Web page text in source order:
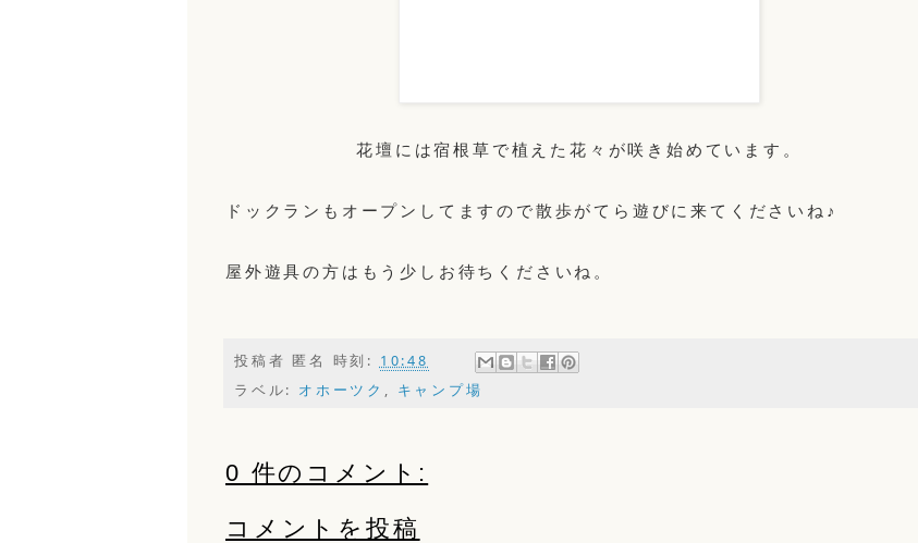
花壇には宿根草で植えた花々が咲き始めています。
ドックランもオープンしてますので散歩がてら遊びに来てくださいね♪
屋外遊具の方はもう少しお待ちくださいね。
投稿者 匿名 時刻: 10:48
ラベル: オホーツク , キャンプ場
0 件のコメント:
コメントを投稿